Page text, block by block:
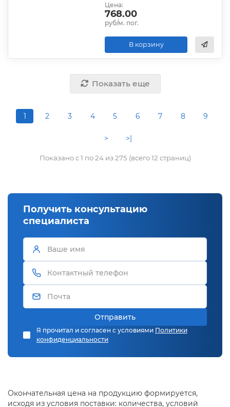
Цена:
768.00
руб/м. пог.
В корзину
Показать еще
1 2 3 4 5 6 7 8 9
> >|
Показано с 1 по 24 из 275 (всего 12 страниц)
Получить консультацию
специалиста
Отправить
Я прочитал и согласен с условиями Политики
конфиденциальности
Окончательная цена на продукцию формируется,
исходя из условия поставки: количества, условий